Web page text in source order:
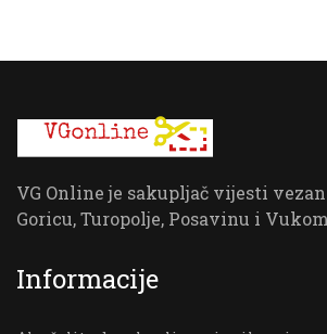
VG Online je sakupljač vijesti
Goricu, Turopolje, Posavinu i
Informacije